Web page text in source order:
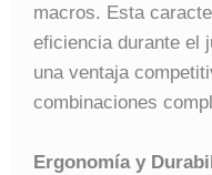
macros. Esta
eficiencia durante el
una ventaja
combinaciones
Ergonomía y